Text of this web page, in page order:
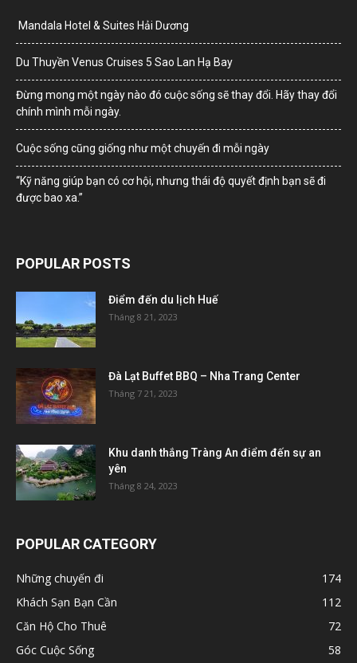
Mandala Hotel & Suites Hải Dương
Du Thuyền Venus Cruises 5 Sao Lan Hạ Bay
Đừng mong một ngày nào đó cuộc sống sẽ thay đổi. Hãy thay đổi
chính mình mỗi ngày.
Cuộc sống cũng giống như một chuyến đi mỗi ngày
“Kỹ năng giúp bạn có cơ hội, nhưng thái độ quyết định bạn sẽ đi
được bao xa.”
POPULAR POSTS
Điểm đến du lịch Huế
Tháng 8 21, 2023
Đà Lạt Buffet BBQ – Nha Trang Center
Tháng 7 21, 2023
Khu danh thắng Tràng An điểm đến sự an
yên
Tháng 8 24, 2023
POPULAR CATEGORY
Những chuyến đi
174
Khách Sạn Bạn Cần
112
Căn Hộ Cho Thuê
72
Góc Cuộc Sống
58